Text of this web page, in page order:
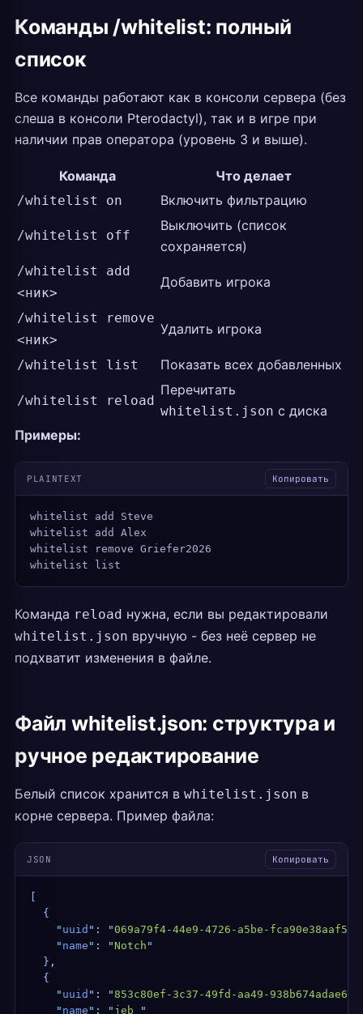
Команды /whitelist: полный
список
Все команды работают как в консоли сервера (без
слеша в консоли Pterodactyl), так и в игре при
наличии прав оператора (уровень 3 и выше).
Команда Что делает
/whitelist on Включить фильтрацию
/whitelist off
Выключить (список
сохраняется)
/whitelist add
<ник>
Добавить игрока
/whitelist remove
<ник>
Удалить игрока
/whitelist list Показать всех добавленных
/whitelist reload
Перечитать
whitelist.json с диска
Примеры:
PLAINTEXT Копировать
whitelist add Steve
whitelist add Alex
whitelist remove Griefer2026
whitelist list
Команда reload нужна, если вы редактировали
whitelist.json вручную - без неё сервер не
подхватит изменения в файле.
Файл whitelist.json: структура и
ручное редактирование
Белый список хранится в whitelist.json в
корне сервера. Пример файла:
JSON Копировать
  {
    "
uuid " : "069a79f4-44e9-4726-a5be-fca90e38aaf5
    "
name " : "Notch "
  }
,
  {
    "
uuid " : "853c80ef-3c37-49fd-aa49-938b674adae6
    "
name " : " jeb_ "